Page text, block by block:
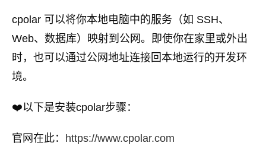
cpolar 可以将你本地电脑中的服务（如 SSH、
Web、数据库）映射到公网。即使你在家里或外出
时，也可以通过公网地址连接回本地运行的开发环
境。
❤️以下是安装cpolar步骤：
官网在此： https://www.cpolar.com